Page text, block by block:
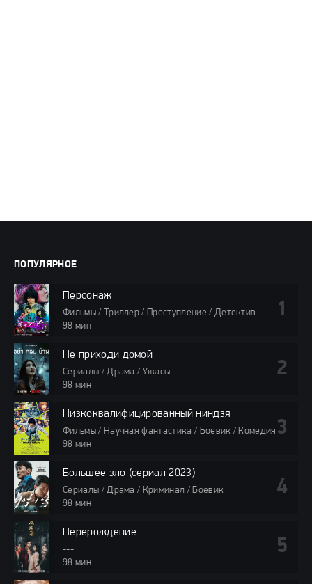
ПОПУЛЯРНОЕ
Персонаж
Фильмы / Триллер / Преступление / Детектив
98 мин
Не приходи домой
Сериалы / Драма / Ужасы
98 мин
Низкоквалифицированный ниндзя
Фильмы / Научная фантастика / Боевик / Комедия
98 мин
Большее зло (сериал 2023)
Сериалы / Драма / Криминал / Боевик
98 мин
Перерождение
---
98 мин